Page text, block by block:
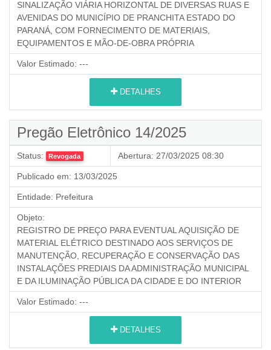
SINALIZAÇÃO VIÁRIA HORIZONTAL DE DIVERSAS RUAS E
AVENIDAS DO MUNICÍPIO DE PRANCHITA ESTADO DO
PARANÁ, COM FORNECIMENTO DE MATERIAIS,
EQUIPAMENTOS E MÃO-DE-OBRA PRÓPRIA
Valor Estimado: ---
DETALHES
Pregão Eletrônico 14/2025
Status: Revogada Abertura: 27/03/2025 08:30
Publicado em: 13/03/2025
Entidade: Prefeitura
Objeto:
REGISTRO DE PREÇO PARA EVENTUAL AQUISIÇÃO DE
MATERIAL ELÉTRICO DESTINADO AOS SERVIÇOS DE
MANUTENÇÃO, RECUPERAÇÃO E CONSERVAÇÃO DAS
INSTALAÇÕES PREDIAIS DA ADMINISTRAÇÃO MUNICIPAL
E DA ILUMINAÇÃO PÚBLICA DA CIDADE E DO INTERIOR
Valor Estimado: ---
DETALHES